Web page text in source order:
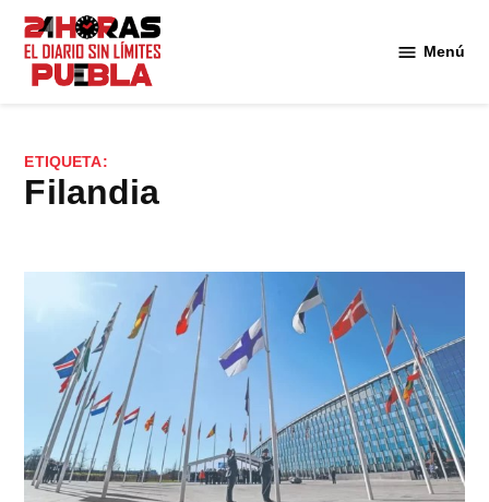
Saltar
contenido
Menú
ETIQUETA:
Filandia